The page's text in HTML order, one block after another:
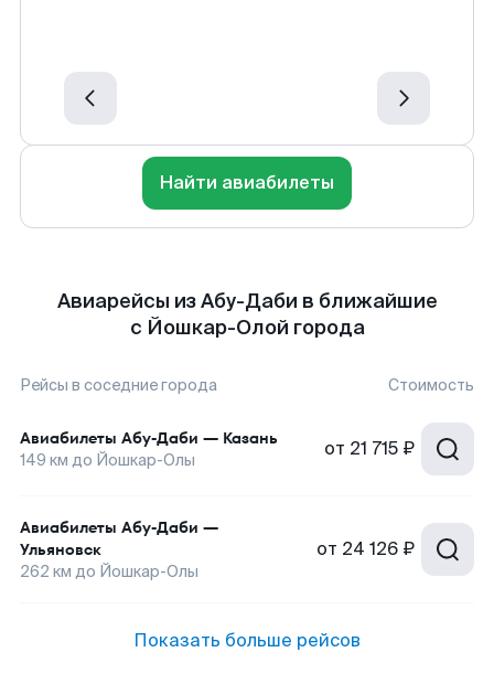
Найти авиабилеты
Авиарейсы из Абу-Даби в ближайшие
с Йошкар-Олой города
Рейсы в соседние города Стоимость
Авиабилеты Абу-Даби — Казань
149 км до Йошкар-Олы от 21 715 ₽
Авиабилеты Абу-Даби —
Ульяновск
262 км до Йошкар-Олы
от 24 126 ₽
Показать больше рейсов